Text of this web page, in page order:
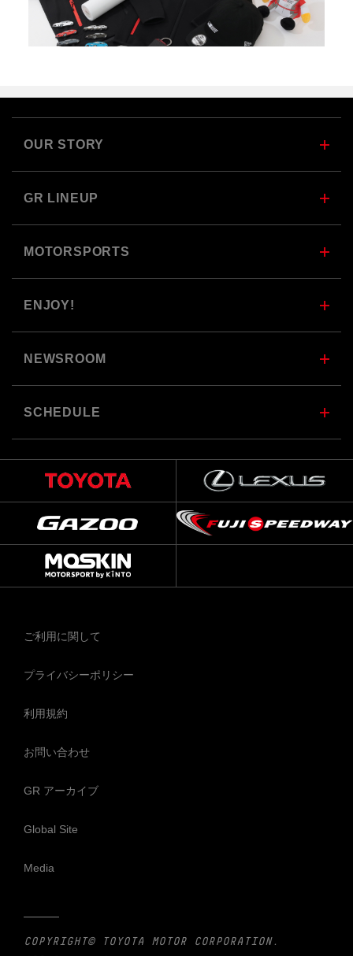
OUR STORY
GR LINEUP
MOTORSPORTS
ENJOY!
NEWSROOM
SCHEDULE
ご利用に関して
プライバシーポリシー
利用規約
お問い合わせ
GR アーカイブ
Global Site
Media
COPYRIGHT© TOYOTA MOTOR CORPORATION.